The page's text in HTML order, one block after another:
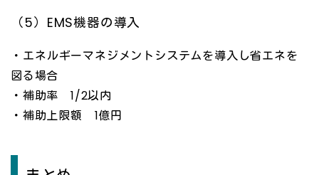
（5）EMS機器の導入
・エネルギーマネジメントシステムを導入し省エネを
図る場合
・補助率 1/2以内
・補助上限額 1億円